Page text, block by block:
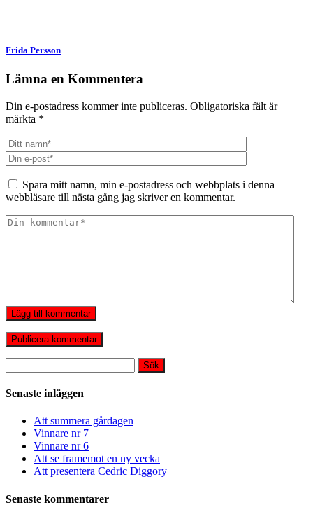
Frida Persson
Lämna en Kommentera
Din e-postadress kommer inte publiceras. Obligatoriska fält är
märkta *
Spara mitt namn, min e-postadress och webbplats i denna
webbläsare till nästa gång jag skriver en kommentar.
Lägg till kommentar
efter:
Senaste inläggen
Att summera gårdagen
Vinnare nr 7
Vinnare nr 6
Att se framemot en ny vecka
Att presentera Cedric Diggory
Senaste kommentarer